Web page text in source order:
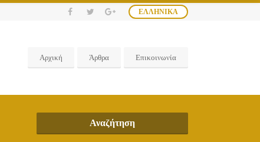
ΕΛΛΗΝΙΚΆ
Αρχική Άρθρα Επικοινωνία
Αναζήτηση